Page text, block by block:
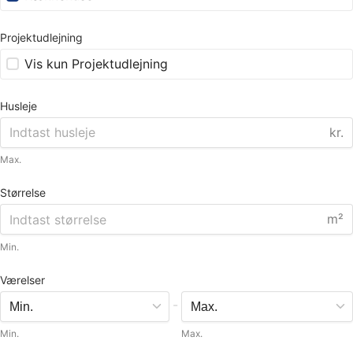
Projektudlejning
Vis kun Projektudlejning
Husleje
kr.
Max.
Størrelse
m²
Min.
Værelser
Min.
-
Max.